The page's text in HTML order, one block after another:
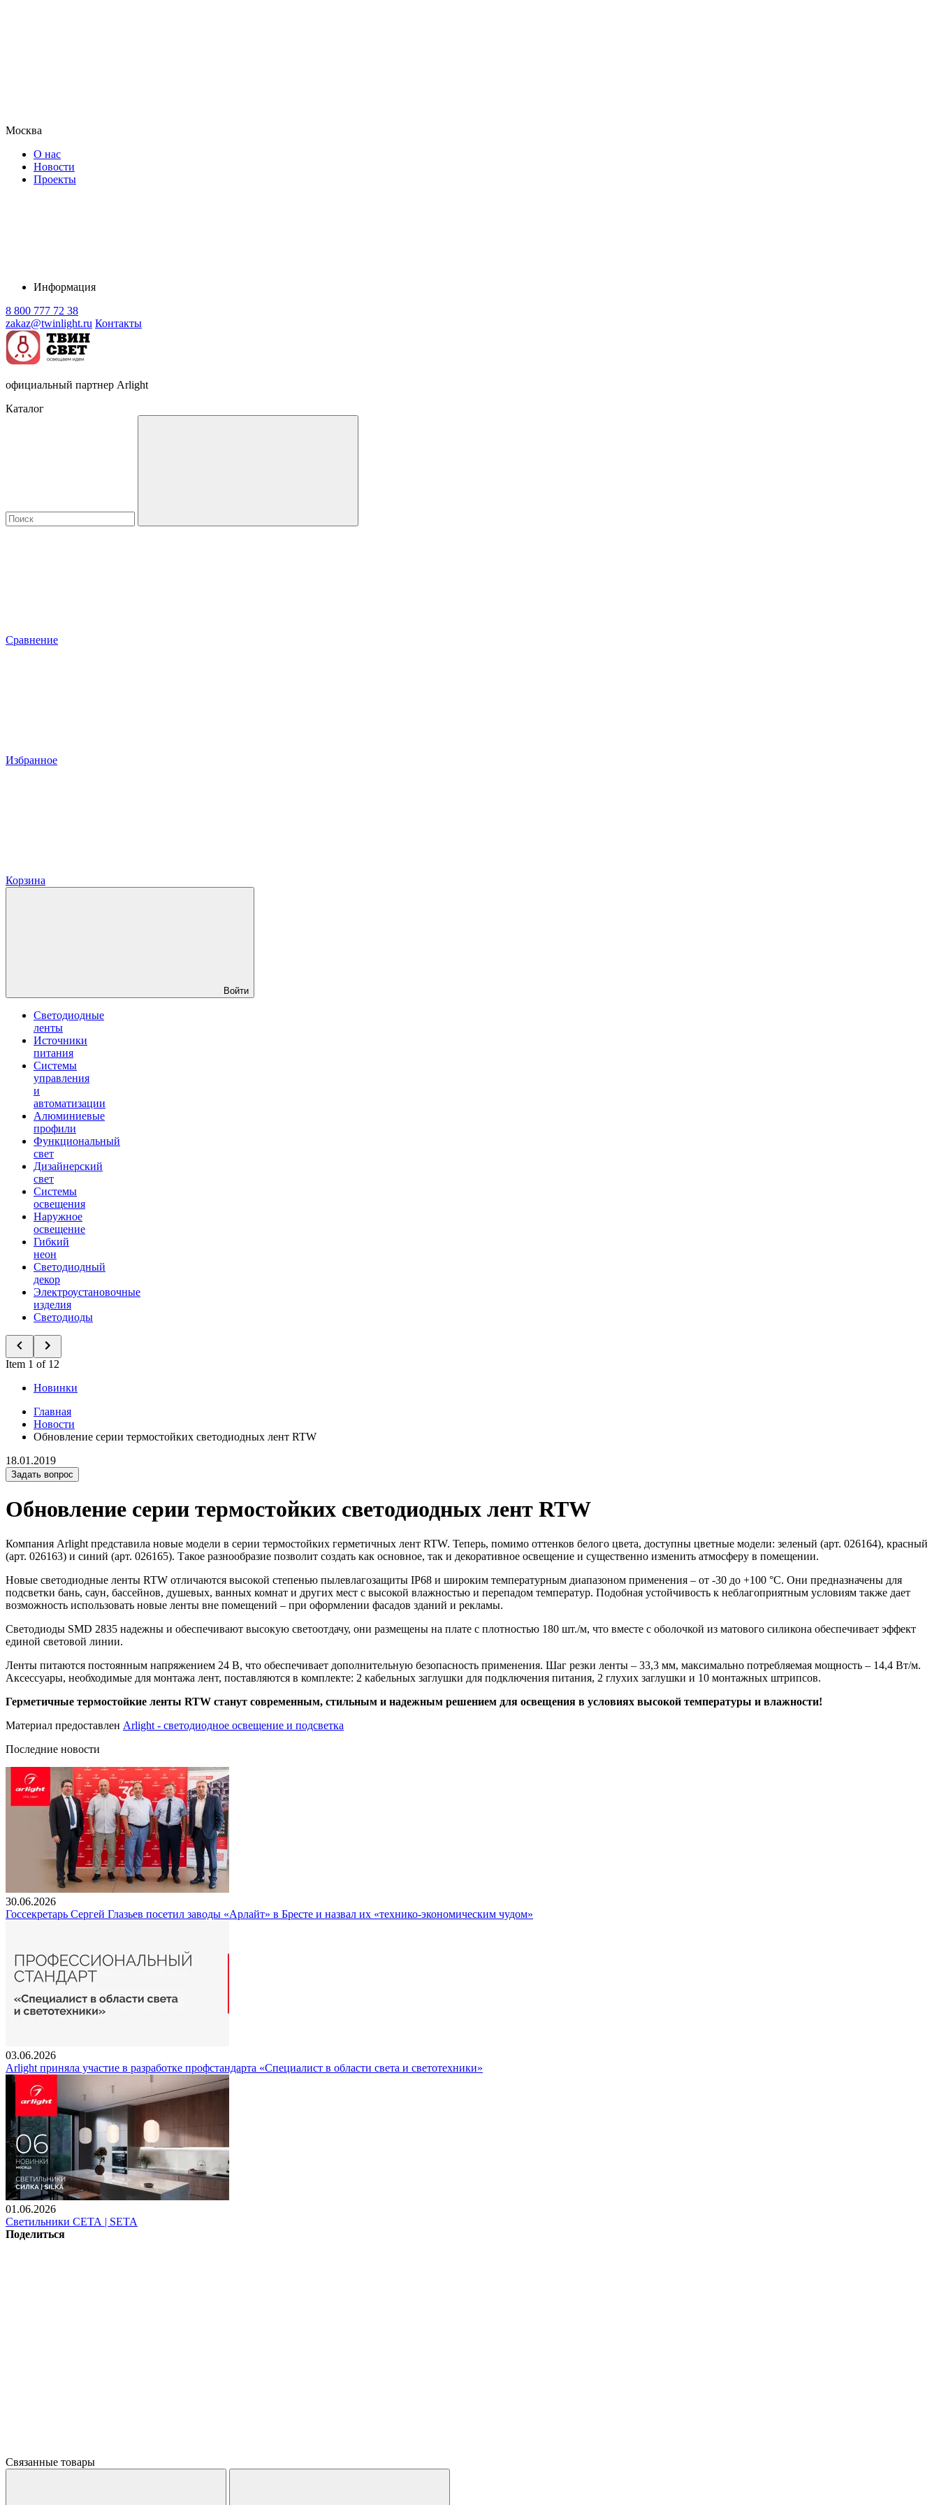
Москва
О нас
Новости
Проекты
Информация
8 800 777 72 38
zakaz@twinlight.ru Контакты
официальный партнер Arlight
Каталог
Сравнение
Избранное
Корзина
Войти
Светодиодные
ленты
Источники
питания
Системы
управления
и
автоматизации
Алюминиевые
профили
Функциональный
свет
Дизайнерский
свет
Системы
освещения
Наружное
освещение
Гибкий
неон
Светодиодный
декор
Электроустановочные
изделия
Светодиоды
Item 1 of 12
Новинки
Главная
Новости
Обновление серии термостойких светодиодных лент RTW
18.01.2019
Задать вопрос
Обновление серии термостойких светодиодных лент RTW
Компания Arlight представила новые модели в серии термостойких герметичных лент RTW. Теперь, помимо оттенков белого цвета, доступны цветные модели: зеленый (арт. 026164), красный
(арт. 026163) и синий (арт. 026165). Такое разнообразие позволит создать как основное, так и декоративное освещение и существенно изменить атмосферу в помещении.
Новые светодиодные ленты RTW отличаются высокой степенью пылевлагозащиты IP68 и широким температурным диапазоном применения – от -30 до +100 °C. Они предназначены для
подсветки бань, саун, бассейнов, душевых, ванных комнат и других мест с высокой влажностью и перепадом температур. Подобная устойчивость к неблагоприятным условиям также дает
возможность использовать новые ленты вне помещений – при оформлении фасадов зданий и рекламы.
Светодиоды SMD 2835 надежны и обеспечивают высокую светоотдачу, они размещены на плате с плотностью 180 шт./м, что вместе с оболочкой из матового силикона обеспечивает эффект
единой световой линии.
Ленты питаются постоянным напряжением 24 В, что обеспечивает дополнительную безопасность применения. Шаг резки ленты – 33,3 мм, максимально потребляемая мощность – 14,4 Вт/м.
Аксессуары, необходимые для монтажа лент, поставляются в комплекте: 2 кабельных заглушки для подключения питания, 2 глухих заглушки и 10 монтажных штрипсов.
Герметичные термостойкие ленты RTW станут современным, стильным и надежным решением для освещения в условиях высокой температуры и влажности!
Материал предоставлен Arlight - светодиодное освещение и подсветка
Последние новости
30.06.2026
Госсекретарь Сергей Глазьев посетил заводы «Арлайт» в Бресте и назвал их «технико-экономическим чудом»
03.06.2026
Arlight приняла участие в разработке профстандарта «Специалист в области света и светотехники»
01.06.2026
Светильники СЕТА | SETA
Поделиться
Связанные товары